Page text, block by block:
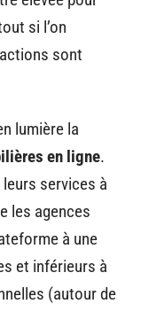
si l’on
sont
lumière la
en ligne.
services à
les agences
à une
et inférieurs à
(autour de